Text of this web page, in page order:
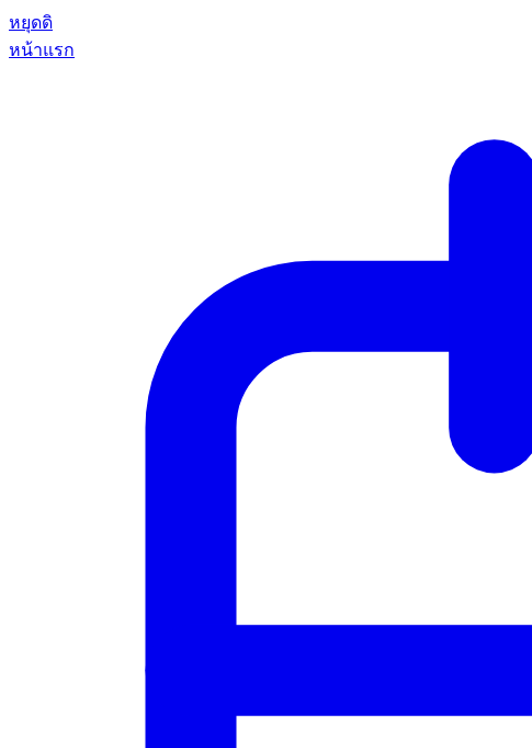
หยุดดิ
หน้าแรก